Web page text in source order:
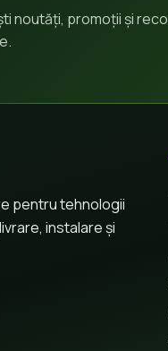
noutăți, promoții și
pentru tehnologii
instalare și